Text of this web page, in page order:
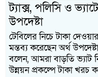
ট্যাক্স, পলিসি ও
উপদেষ্টা
টেবিলের নিচে টাকা
মন্তব্য করেছেন অর্থ
বলেন, আমরা বাড়তি ভ্যাট
উন্নয়ন প্রকল্পে টাকা খরচ